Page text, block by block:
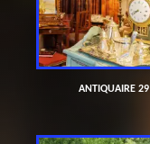
ANTIQUAIRE 29